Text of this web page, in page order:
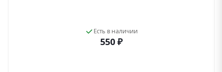
Есть в наличии
550 ₽